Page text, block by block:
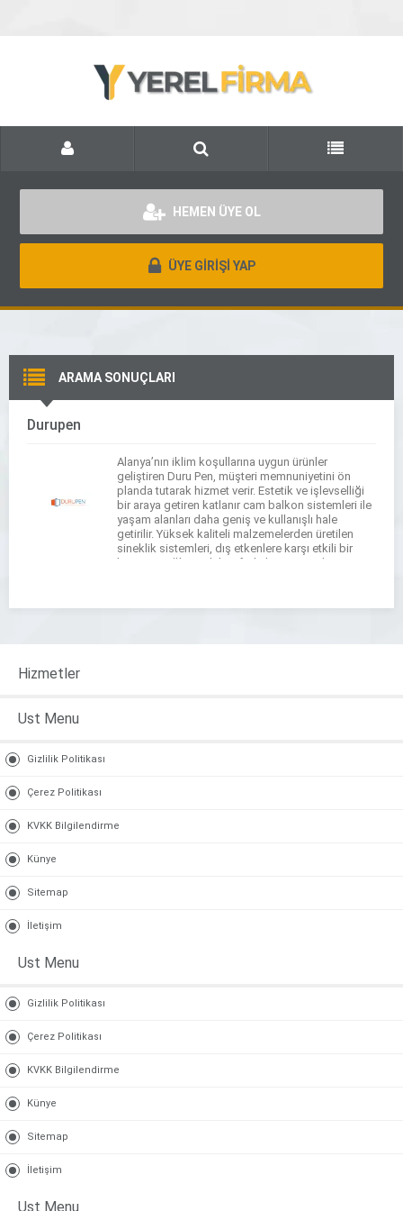
HEMEN ÜYE OL
ÜYE GİRİŞİ YAP
ARAMA SONUÇLARI
Durupen
Alanya’nın iklim koşullarına uygun ürünler
geliştiren Duru Pen, müşteri memnuniyetini ön
planda tutarak hizmet verir. Estetik ve işlevselliği
bir araya getiren katlanır cam balkon sistemleri ile
yaşam alanları daha geniş ve kullanışlı hale
getirilir. Yüksek kaliteli malzemelerden üretilen
sineklik sistemleri, dış etkenlere karşı etkili bir
koruma sağlayarak konforlu bir ortam oluşturur.
Hizmetler
Ust Menu
Gizlilik Politikası
Çerez Politikası
KVKK Bilgilendirme
Künye
Sitemap
İletişim
Ust Menu
Gizlilik Politikası
Çerez Politikası
KVKK Bilgilendirme
Künye
Sitemap
İletişim
Ust Menu